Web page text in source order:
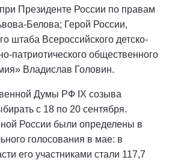
Президенте России по правам
Белова; Герой России,
штаба Всероссийского детско-
патриотического общественного
Владислав Головин.
Думы РФ IХ созыва
с 18 по 20 сентября.
России были определены в
голосования в мае: в
его участниками стали 117,7